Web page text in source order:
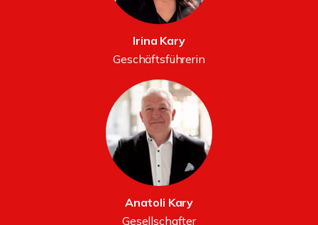
Irina Kary
Geschäftsführerin
Anatoli Kary
Gesellschafter